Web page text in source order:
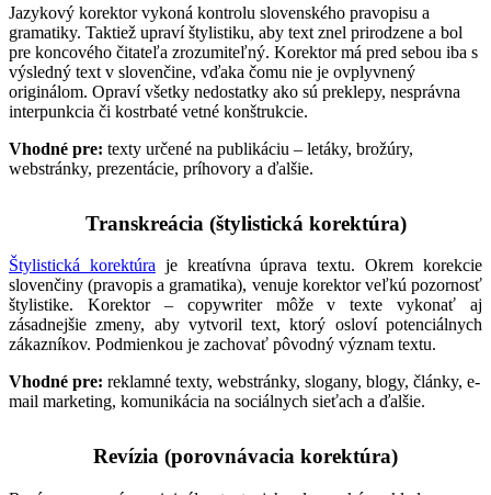
Jazykový korektor vykoná kontrolu slovenského pravopisu a
gramatiky. Taktiež upraví štylistiku, aby text znel prirodzene a bol
pre koncového čitateľa zrozumiteľný. Korektor má pred sebou iba s
výsledný text v slovenčine, vďaka čomu nie je ovplyvnený
originálom. Opraví všetky nedostatky ako sú preklepy, nesprávna
interpunkcia či kostrbaté vetné konštrukcie.
Vhodné pre: texty určené na publikáciu – letáky, brožúry,
webstránky, prezentácie, príhovory a ďalšie.
Transkreácia (štylistická korektúra)
Štylistická korektúraje kreatívna úprava textu. Okrem korekcie
slovenčiny (pravopis a gramatika), venuje korektor veľkú pozornosť
štylistike. Korektor – copywriter môže v texte vykonať aj
zásadnejšie zmeny, aby vytvoril text, ktorý osloví potenciálnych
zákazníkov. Podmienkou je zachovať pôvodný význam textu.
Vhodné pre: reklamné texty, webstránky, slogany, blogy, články, e-
mail marketing, komunikácia na sociálnych sieťach a ďalšie.
Revízia (porovnávacia korektúra)